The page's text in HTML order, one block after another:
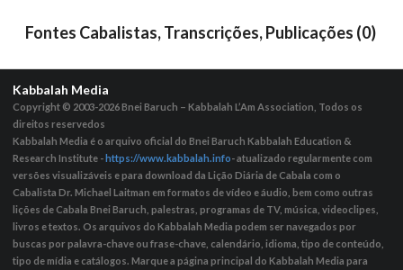
Fontes Cabalistas, Transcrições, Publicações (0)
Kabbalah Media
Copyright © 2003-2026Bnei Baruch – Kabbalah L’Am Association, Todos os
direitos reservedos
Kabbalah Media é o arquivo oficial do Bnei Baruch Kabbalah Education &
Research Institute -https://www.kabbalah.info- atualizado regularmente com
versões visualizáveis ​​e para download da Lição Diária de Cabala com o
Cabalista Dr. Michael Laitman em formatos de vídeo e áudio, bem como outras
lições de Cabala Bnei Baruch, palestras, programas de TV, música, videoclipes,
livros e textos. Os arquivos do Kabbalah Media podem ser navegados por
buscas por palavra-chave ou frase-chave, calendário, idioma, tipo de conteúdo,
tipo de mídia e catálogos. Marque a página principal do Kabbalah Media para